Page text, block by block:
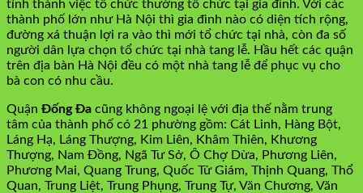
tỉnh thành việc tổ chức thường tổ chức tại gia đình. Với các
thành phố lớn như Hà Nội thì gia đình nào có diện tích rộng,
đường xá thuận lợi ra vào thì mới tổ chức tại nhà, còn đa số
người dân lựa chọn tổ chức tại nhà tang lễ. Hầu hết các quận
trên địa bàn Hà Nội đều có một nhà tang lễ để phục vụ cho
bà con có nhu cầu.
Quận Đống Đa cũng không ngoại lệ với địa thế nằm trung
tâm của thành phố có 21 phường gồm: Cát Linh, Hàng Bột,
Láng Hạ, Láng Thượng, Kim Liên, Khâm Thiên, Khương
Thượng, Nam Đồng, Ngã Tư Sở, Ô Chợ Dừa, Phương Liên,
Phương Mai, Quang Trung, Quốc Tử Giám, Thịnh Quang, Thổ
Quan, Trung Liệt, Trung Phụng, Trung Tự, Văn Chương, Văn